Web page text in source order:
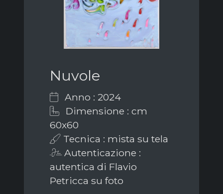
Nuvole
Anno : 2024
Dimensione : cm
60x60
Tecnica : mista su tela
Autenticazione :
autentica di Flavio
Petricca su foto